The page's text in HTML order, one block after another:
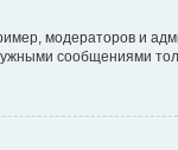
модераторов и
сообщениями